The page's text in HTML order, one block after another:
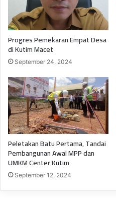
Progres Pemekaran Empat Desa
di Kutim Macet
September 24, 2024
Peletakan Batu Pertama, Tandai
Pembangunan Awal MPP dan
UMKM Center Kutim
September 12, 2024